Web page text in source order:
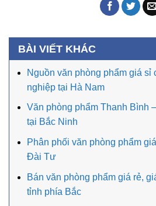
BÀI VIẾT KHÁC
Nguồn văn phòng phẩm giá sỉ
nghiệp tại Hà Nam
Văn phòng phẩm Thanh Bình
tại Bắc Ninh
Phân phối văn phòng phẩm
Đài Tư
Bán văn phòng phẩm giá rẻ,
tỉnh phía Bắc